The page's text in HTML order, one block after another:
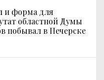
и форма для
областной Думы
побывал в Печерске